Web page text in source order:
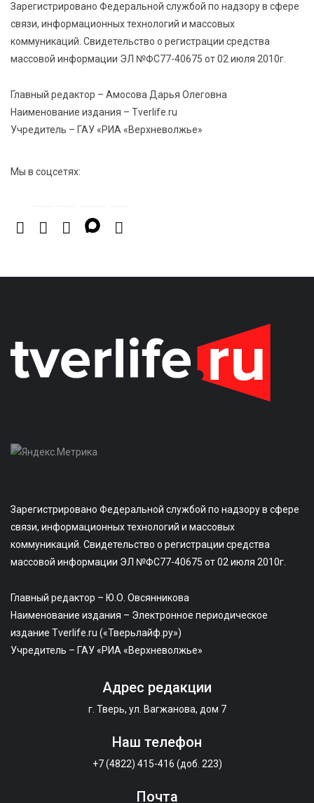
В Твери обновили отделение гнойной хирургии
6 Авг 2026 11:01 226
спасателей жителям Тверской области
Зарегистрировано Федеральной службой по надзору в сфере
связи, информационных технологий и массовых
коммуникаций. Свидетельство о регистрации средства
массовой информации ЭЛ №ФС77-40675 от 02 июля 2010г.
Главный редактор – Амосова Дарья Олеговна
Наименование издания – Tverlife.ru
Учредитель – ГАУ «РИА «Верхневолжье»
Мы в соцсетях:
Зарегистрировано Федеральной службой по надзору в сфере
связи, информационных технологий и массовых
коммуникаций. Свидетельство о регистрации средства
массовой информации ЭЛ №ФС77-40675 от 02 июля 2010г.
Главный редактор – Ю.О. Овсянникова
Наименование издания – Электронное периодическое
издание Tverlife.ru («Тверьлайф.ру»)
Учредитель – ГАУ «РИА «Верхневолжье»
Адрес редакции
г. Тверь, ул. Вагжанова, дом 7
Наш телефон
+7 (4822) 415-416 (доб. 223)
Почта